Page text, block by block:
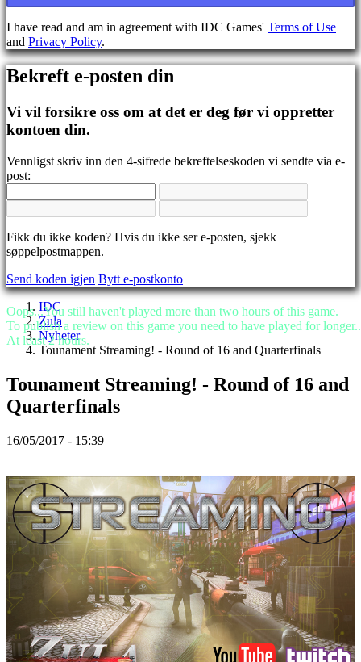
BS
CS
DA
DE
EL
EN
FI
FR
HR
JA
KO
PT
RO
SR
SV
TH
TR
UK
Spillet
Arrangementer
i
spillet
Nyheter
Media
Guide
Forum
I have read and am in agreement with IDC Games' Terms of Use
and Privacy Policy.
Bekreft e-posten din
Vi vil forsikre oss om at det er deg før vi oppretter
kontoen din.
Vennligst skriv inn den 4-sifrede bekreftelseskoden vi sendte via e-
post:
Fikk du ikke koden? Hvis du ikke ser e-posten, sjekk
søppelpostmappen.
Send koden igjen Bytt e-postkonto
IDC
Zula
Nyheter
Tounament Streaming! - Round of 16 and Quarterfinals
Tounament Streaming! - Round of 16 and
Quarterfinals
16/05/2017 - 15:39
Oops...You still haven't played more than two hours of this game.
To publish a review on this game you need to have played for
At least 2 hours.